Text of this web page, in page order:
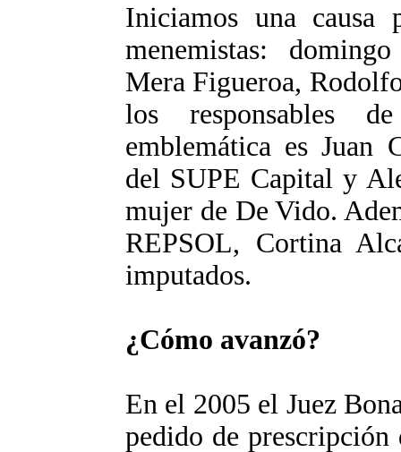
Iniciamos una causa
menemistas:
Mera Figueroa,
los responsables
emblemática es Juan
del SUPE Capital y
mujer de De Vido.
REPSOL, Cortina
imputados.
¿Cómo avanzó?
En el 2005 el Juez
pedido de prescripción